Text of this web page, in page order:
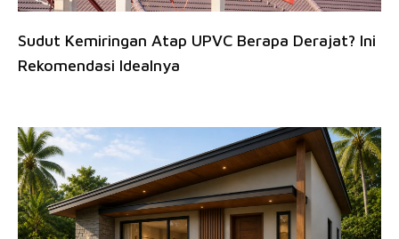
Sudut Kemiringan Atap UPVC Berapa Derajat? Ini
Rekomendasi Idealnya